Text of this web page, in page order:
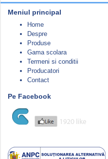
Meniul principal
Home
Despre
Produse
Gama scolara
Termeni si conditii
Producatori
Contact
Pe Facebook